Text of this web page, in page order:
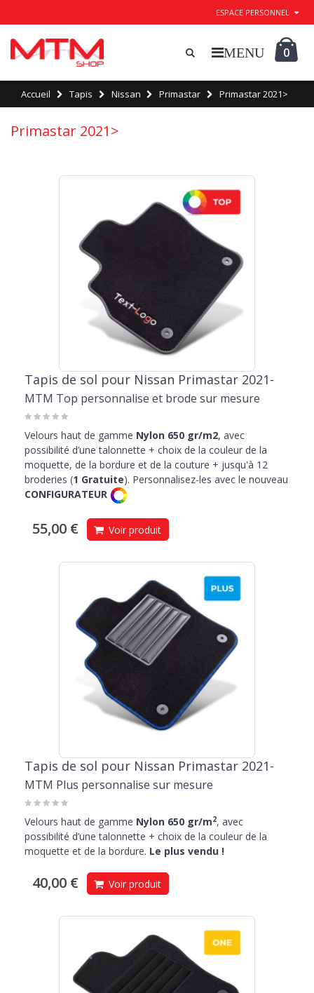
ESPACE PERSONNEL
0
Accueil Tapis Nissan Primastar Primastar 2021>
Primastar 2021>
Tapis de sol pour Nissan Primastar 2021-
MTM Top personnalise et brode sur mesure
Velours haut de gamme Nylon 650 gr/m2, avec
possibilité d’une talonnette + choix de la couleur de la
moquette, de la bordure et de la couture + jusqu'à 12
broderies (1 Gratuite). Personnalisez-les avec le nouveau
CONFIGURATEUR
55,00 € Voir produit
Tapis de sol pour Nissan Primastar 2021-
MTM Plus personnalise sur mesure
Velours haut de gamme Nylon 650 gr/m2, avec
possibilité d’une talonnette + choix de la couleur de la
moquette et de la bordure. Le plus vendu !
40,00 € Voir produit